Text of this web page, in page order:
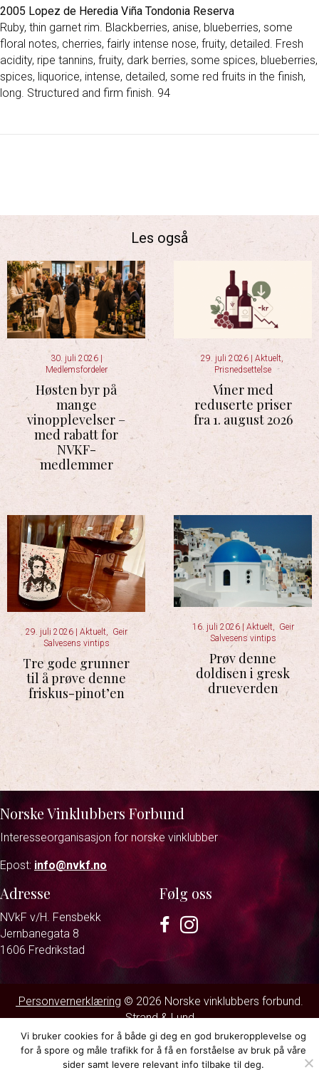
2005 Lopez de Heredia Viña Tondonia Reserva
Ruby, thin garnet rim. Blackberries, anise, blueberries, some
floral notes, cherries, fairly intense nose, fruity, detailed. Fresh
acidity, ripe tannins, fruity, dark berries, some spices, blueberries,
spices, liquorice, intense, detailed, some red fruits in the finish,
long. Structured and firm finish. 94
Les også
30. juli 2026
Medlemsfordeler
Høsten byr på
mange
vinopplevelser –
med rabatt for
NVKF-
medlemmer
29. juli 2026 Aktuelt,
Prisnedsettelse
Viner med
reduserte priser
fra 1. august 2026
29. juli 2026 Aktuelt, Geir
Salvesens vintips
Tre gode grunner
til å prøve denne
friskus-pinot’en
16. juli 2026 Aktuelt, Geir
Salvesens vintips
Prøv denne
doldisen i gresk
drueverden
Norske Vinklubbers Forbund
Interesseorganisasjon for norske vinklubber
Epost: info@nvkf.no
Adresse
NVkF v/H. Fensbekk
Jernbanegata 8
1606 Fredrikstad
Følg oss
Facebook
Instagram
Personvernerklæring © 2026 Norske vinklubbers forbund.
Strand & Lund
Vi bruker cookies for å både gi deg en god brukeropplevelse og
for å spore og måle trafikk for å få en forståelse av bruk på våre
sider samt levere relevant info tilbake til deg.